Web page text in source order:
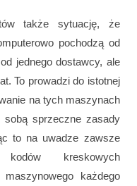
także sytuację, że
pochodzą od
jednego dostawcy, ale
To prowadzi do istotnej
na tych maszynach
sprzeczne zasady
to na uwadze zawsze
kodów kreskowych
każdego